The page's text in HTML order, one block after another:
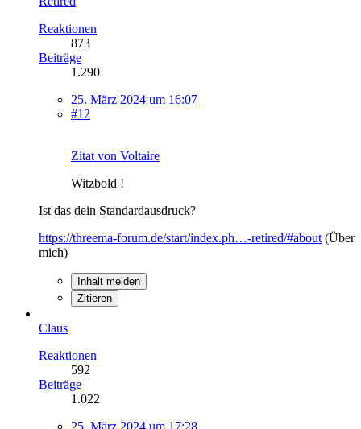
Reaktionen
873
Beiträge
1.290
25. März 2024 um 16:07
#12
Zitat von Voltaire
Witzbold !
Ist das dein Standardausdruck?
https://threema-forum.de/start/index.ph…-retired/#about (Über
mich)
Inhalt melden
Zitieren
Claus
Reaktionen
592
Beiträge
1.022
25. März 2024 um 17:28